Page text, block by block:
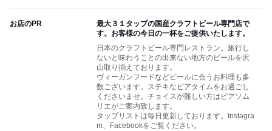
お店のPR
最大３１タップの国産クラフトビール専門店で
す。お客様の今日の一杯をご提供いたします。
日本のクラフトビール専門レストラン。旅行し
ないと味わうことの出来ない地方のビールを沢
山取り揃えております。
ヴィーガンフードなどビールに合うお料理も多
数ございます。ステキなビアタイムをお過ごし
くださいませ。チョイスが難しい方はビアソム
リエがご案内致します。
タップリストは毎日更新しております。Instagra
m、Facebookをご覧ください。